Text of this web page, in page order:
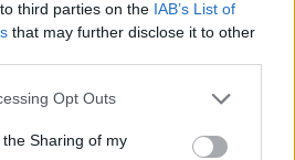
third parties on the IAB’s List of
that may further disclose it to other
Opt Outs
Sharing of my
να τα πούμε
- "Η συκοφαντία και
έχουν κοντά πόδια"
στο newsletter